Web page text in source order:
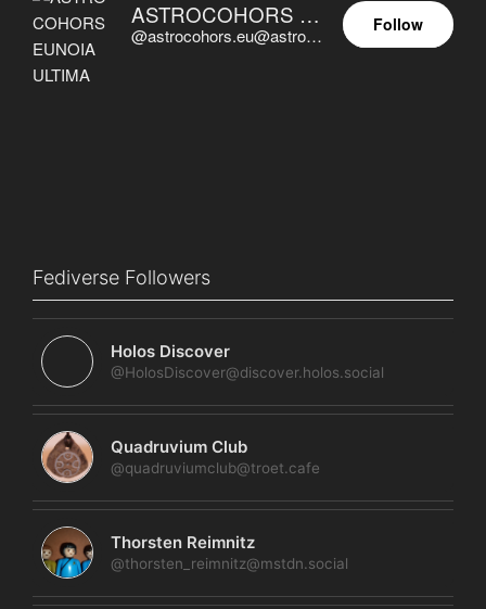
ASTROCOHORS EUNOIA ULTIMA
@astrocohors.eu@astrocohors.eu
Follow
Fediverse Followers
Holos Discover
@HolosDiscover@discover.holos.social
Quadruvium Club
@quadruviumclub@troet.cafe
Thorsten Reimnitz
@thorsten_reimnitz@mstdn.social